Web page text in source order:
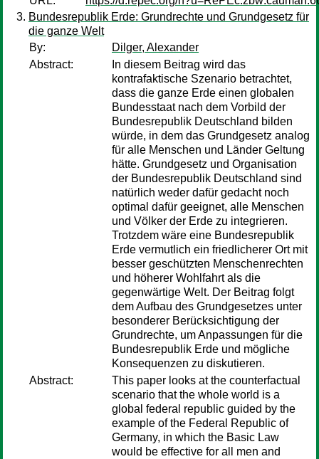
Bundesrepublik Erde: Grundrechte und Grundgesetz für
die ganze Welt
By:
Dilger, Alexander
Abstract:
In diesem Beitrag wird das
kontrafaktische Szenario betrachtet,
dass die ganze Erde einen globalen
Bundesstaat nach dem Vorbild der
Bundesrepublik Deutschland bilden
würde, in dem das Grundgesetz analog
für alle Menschen und Länder Geltung
hätte. Grundgesetz und Organisation
der Bundesrepublik Deutschland sind
natürlich weder dafür gedacht noch
optimal dafür geeignet, alle Menschen
und Völker der Erde zu integrieren.
Trotzdem wäre eine Bundesrepublik
Erde vermutlich ein friedlicherer Ort mit
besser geschützten Menschenrechten
und höherer Wohlfahrt als die
gegenwärtige Welt. Der Beitrag folgt
dem Aufbau des Grundgesetzes unter
besonderer Berücksichtigung der
Grundrechte, um Anpassungen für die
Bundesrepublik Erde und mögliche
Konsequenzen zu diskutieren.
Abstract:
This paper looks at the counterfactual
scenario that the whole world is a
global federal republic guided by the
example of the Federal Republic of
Germany, in which the Basic Law
would be effective for all men and